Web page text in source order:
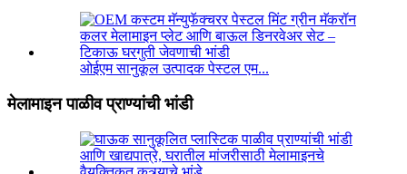
ओईएम सानुकूल उत्पादक पेस्टल एम...
मेलामाइन पाळीव प्राण्यांची भांडी